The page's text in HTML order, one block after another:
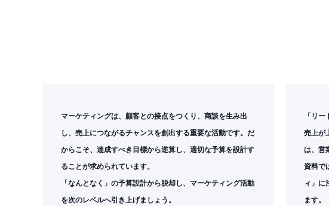
マーケティングは、顧客との接点をつくり、商談を生み出
し、売上につながるチャンスを創出する重要な活動です。だ
からこそ、達成すべき目標から逆算し、適切な予算を設計す
ることが求められています。
「なんとなく」の予算設計から脱却し、マーケティング活動
を次のレベルへ引き上げましょう。
「リ
売上が
は、営
資料で
ィ」に
ます。